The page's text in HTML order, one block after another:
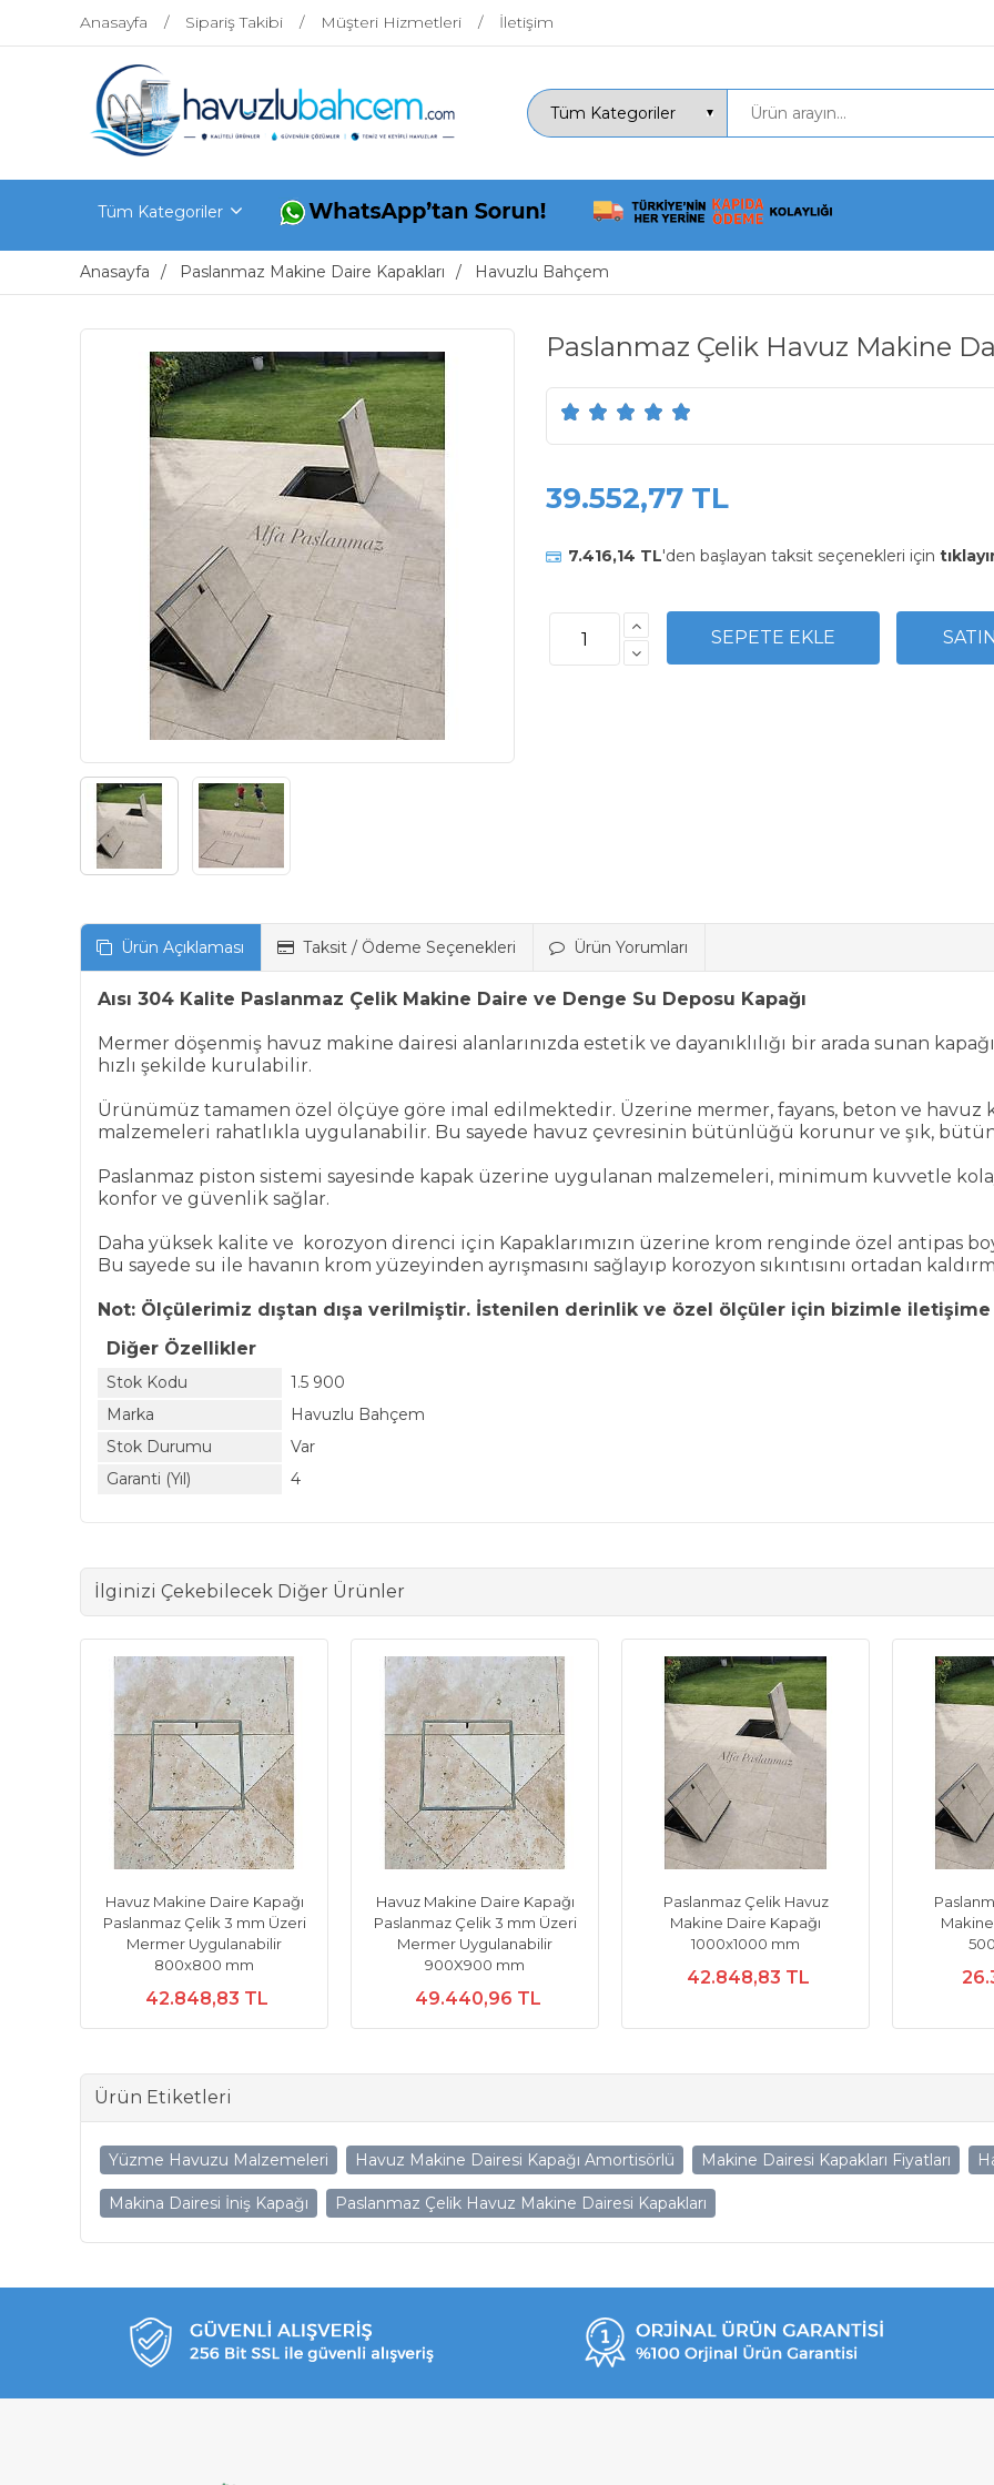
Anasayfa Sipariş Takibi Müşteri Hizmetleri İletişim
Tüm Kategoriler
Anasayfa Paslanmaz Makine Daire Kapakları Havuzlu Bahçem
Paslanmaz Çelik Havuz Makine
39.552,77 TL
7.416,14 TL'den başlayan taksit seçenekleri için
Ürün Açıklaması Taksit / Ödeme Seçenekleri Ürün Yorumları
Aısı 304 Kalite Paslanmaz Çelik Makine Daire ve Denge Su Deposu Kapağı
Mermer döşenmiş havuz makine dairesi alanlarınızda estetik ve dayanıklılığı bir arada sunan
hızlı şekilde kurulabilir.
Ürünümüz tamamen özel ölçüye göre imal edilmektedir. Üzerine mermer, fayans, beton ve havuz
malzemeleri rahatlıkla uygulanabilir. Bu sayede havuz çevresinin bütünlüğü korunur ve şık,
Paslanmaz piston sistemi sayesinde kapak üzerine uygulanan malzemeleri, minimum kuvvetle
konfor ve güvenlik sağlar.
Daha yüksek kalite ve korozyon direnci için Kapaklarımızın üzerine krom renginde özel antipas
Bu sayede su ile havanın krom yüzeyinden ayrışmasını sağlayıp korozyon sıkıntısını ortadan
Not: Ölçülerimiz dıştan dışa verilmiştir. İstenilen derinlik ve özel ölçüler için bizimle
Diğer Özellikler
Stok Kodu
1.5 900
Marka
Havuzlu Bahçem
Stok Durumu
Var
Garanti (Yıl)
4
İlginizi Çekebilecek Diğer Ürünler
Havuz Makine Daire Kapağı
Paslanmaz Çelik 3 mm Üzeri
Mermer Uygulanabilir
800x800 mm
42.848,83 TL
Havuz Makine Daire Kapağı
Paslanmaz Çelik 3 mm Üzeri
Mermer Uygulanabilir
900X900 mm
49.440,96 TL
Paslanmaz Çelik Havuz
Makine Daire Kapağı
1000x1000 mm
42.848,83 TL
Ürün Etiketleri
Yüzme Havuzu Malzemeleri Havuz Makine Dairesi Kapağı Amortisörlü Makine Dairesi Kapakları Fiyatları
Makina Dairesi İniş Kapağı Paslanmaz Çelik Havuz Makine Dairesi Kapakları